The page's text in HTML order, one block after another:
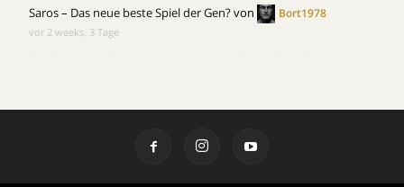
Saros – Das neue beste Spiel der Gen?von Bort1978
vor 2 weeks, 3 Tage